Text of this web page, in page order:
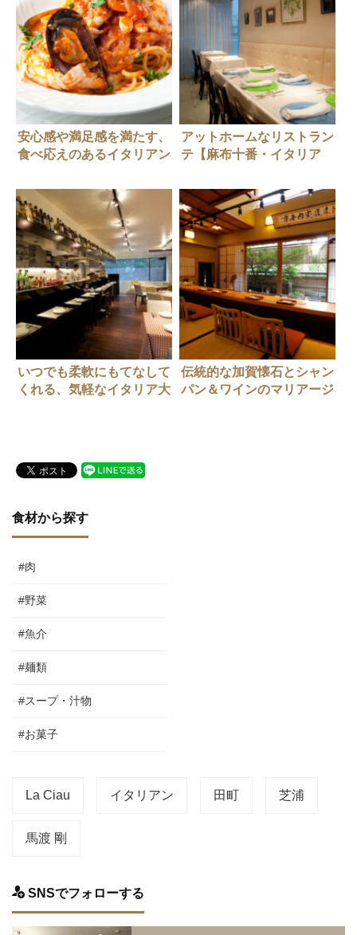
リ エトゥルスキ）
安心感や満足感を満たす、
食べ応えのあるイタリアン
アル ポンテ
アットホームなリストラン
テ【麻布十番・イタリア
Brianza（リストランテ
ラ・ブリアンツァ）
いつでも柔軟にもてなして
くれる、気軽なイタリア大
伝統的な加賀懐石とシャン
パン＆ワインのマリアージ
食材から探す
#肉
#野菜
#魚介
#麺類
#スープ・汁物
#お菓子
La Ciau イタリアン 田町 芝浦
馬渡 剛
SNSでフォローする